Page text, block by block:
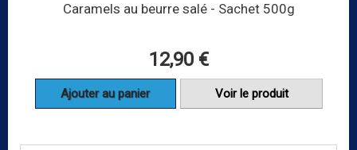
Caramels au beurre salé - Sachet 500g
12,90 €
Ajouter au panier Voir le produit